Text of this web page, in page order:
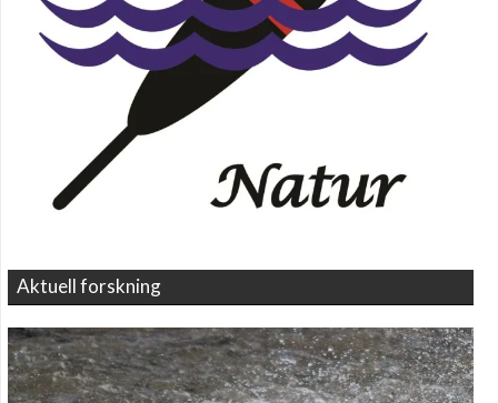
Aktuell forskning